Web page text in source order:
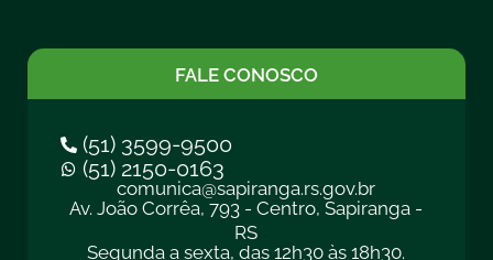
FALE CONOSCO
(51) 3599-9500
(51) 2150-0163
comunica@sapiranga.rs.gov.br
Av. João Corrêa, 793 - Centro, Sapiranga -
RS
Segunda a sexta, das 12h30 às 18h30.